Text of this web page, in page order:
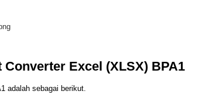
Excel (XLSX) BPA1
adalah sebagai berikut.